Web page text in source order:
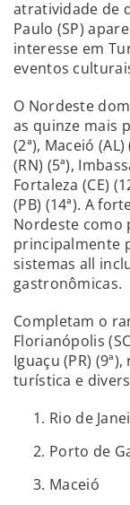
atratividade de
Paulo (SP)
interesse em
eventos
O Nordeste
as quinze mais
(2ª), Maceió
(RN) (5ª),
Fortaleza (CE)
(PB) (14ª). A
Nordeste como
principalmente
sistemas all
gastronômicas.
Completam o
Florianópolis
Iguaçu (PR)
turística e
Rio de
Porto de
Maceió